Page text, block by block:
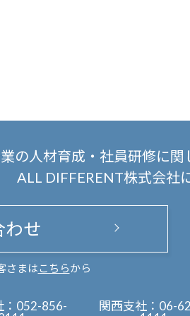
の人材育成・社員研修に関
ALL DIFFERENT株式会社
わせ
さまは こちらから
052-856-
関西支社： 06-